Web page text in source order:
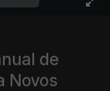
de
Novos